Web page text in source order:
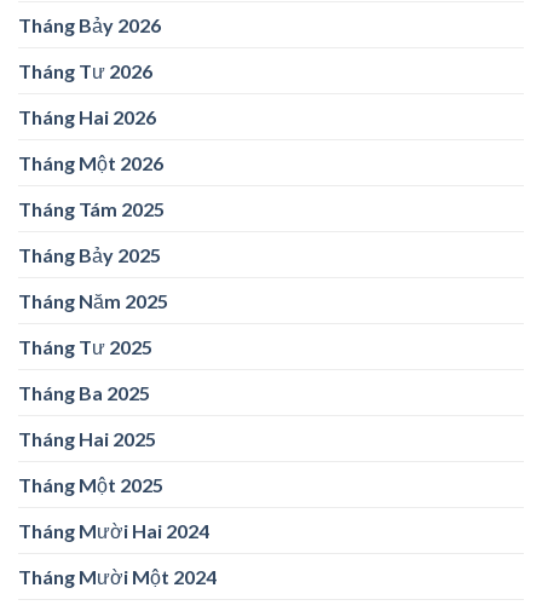
Tháng Bảy 2026
Tháng Tư 2026
Tháng Hai 2026
Tháng Một 2026
Tháng Tám 2025
Tháng Bảy 2025
Tháng Năm 2025
Tháng Tư 2025
Tháng Ba 2025
Tháng Hai 2025
Tháng Một 2025
Tháng Mười Hai 2024
Tháng Mười Một 2024